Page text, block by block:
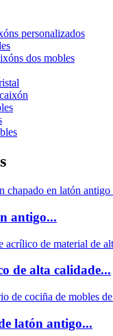
personalizados
dos mobles
antigo...
de alta calidade...
latón antigo...